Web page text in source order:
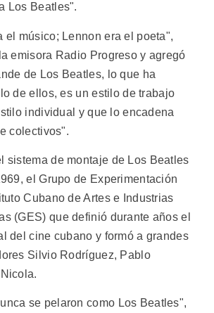
Los Beatles".
el músico; Lennon era el poeta",
emisora Radio Progreso y agregó
de Los Beatles, lo que ha
de ellos, es un estilo de trabajo
individual y que lo encadena
colectivos".
sistema de montaje de Los Beatles
el Grupo de Experimentación
Cubano de Artes e Industrias
(GES) que definió durante años el
del cine cubano y formó a grandes
Silvio Rodríguez, Pablo
se pelaron como Los Beatles",